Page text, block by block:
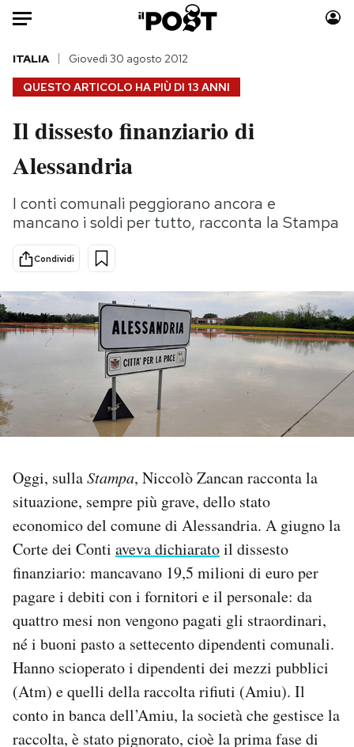
Auto
HOME
Italia
Politica
Tecnologia
Internet
Scienza
Cultura
Economia
Sport
Moda
Storie/Idee
Ok Boomer!
Altrecose
Mondiali calcio 2026
PODCAST
NEWSLETTER
I MIEI PREFERITI
SHOP
CALENDARIO
AREA PERSONALE
Area Personale
Newsletter
Notifiche mobile
Regala il Post
QUESTO ARTICOLO HA PIÙ DI 13 ANNI
ITALIA Giovedì 30 agosto 2012
Il dissesto finanziario di
Alessandria
I conti comunali peggiorano ancora e
mancano i soldi per tutto, racconta la Stampa
Condividi
Oggi, sullaStampa, Niccolò Zancan racconta la
situazione, sempre più grave, dello stato
economico del comune di Alessandria. A giugno la
Corte dei Conti aveva dichiaratoil dissesto
finanziario: mancavano 19,5 milioni di euro per
pagare i debiti con i fornitori e il personale: da
quattro mesi non vengono pagati gli straordinari,
né i buoni pasto a settecento dipendenti comunali.
Hanno scioperato i dipendenti dei mezzi pubblici
(Atm) e quelli della raccolta rifiuti (Amiu). Il
conto in banca dell’Amiu, la società che gestisce la
raccolta, è stato pignorato, cioè la prima fase di